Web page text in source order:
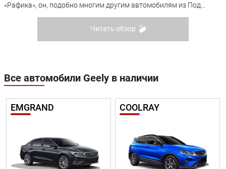
«Рафика», он, подобно многим другим автомобилям из Под...
Читать обзор
Все автомобили Geely в наличии
EMGRAND COOLRAY